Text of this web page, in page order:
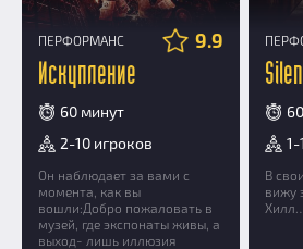
ПЕРФОРМАНС 9.9
Искупление
60 минут
2-10 игроков
Он наблюдает за вами с
момента, как вы
вошли:Добро пожаловать в
музей, где экспонаты живы, а
выход- лишь иллюзия
1-
В
вижу
Хилл…